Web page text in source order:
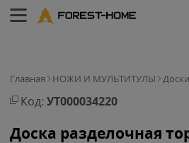
Главная НОЖИ И МУЛЬТИТУЛЫ
Код: УТ000034220
Доска разделочная